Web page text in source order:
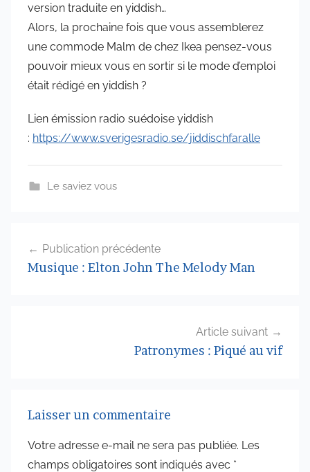
version traduite en yiddish…
Alors, la prochaine fois que vous assemblerez
une commode Malm de chez Ikea pensez-vous
pouvoir mieux vous en sortir si le mode d’emploi
était rédigé en yiddish ?
Lien émission radio suédoise yiddish
: https://www.sverigesradio.se/jiddischfaralle
Le saviez vous
de
Publication précédente
Musique : Elton John The Melody Man
Article suivant
Patronymes : Piqué au vif
Laisser un commentaire
Votre adresse e-mail ne sera pas publiée. Les
champs obligatoires sont indiqués avec *